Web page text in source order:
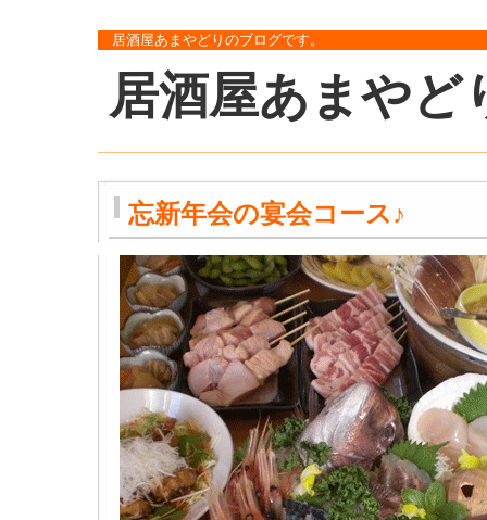
居酒屋あまやどりのブログです。
居酒屋あまやど
忘新年会の宴会コース♪